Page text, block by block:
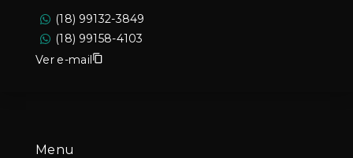
Menu
(18) 99132-3849
(18) 99158-4103
Ver e-mail